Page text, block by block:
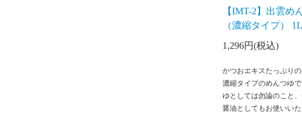
【IMT-2】出雲め
（濃縮タイプ） 1L
1,296円(税込)
かつおエキスたっぷり
濃縮タイプのめんつゆ
ゆとしては勿論のこと
醤油としてもお使いいた